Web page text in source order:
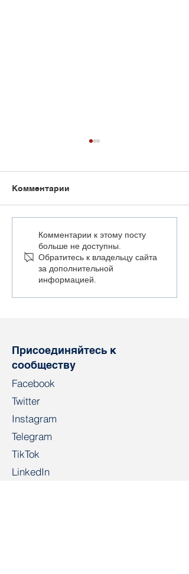
Полина Шаренда-
Панасюк в тюрьме с
опасным диагнозом
Комментарии
Комментарии к этому посту
больше не доступны.
Обратитесь к владельцу сайта
за дополнительной
информацией.
Присоединяйтесь к
сообществу
Facebook
Twitter
Instagram
Telegram
TikTok
LinkedIn